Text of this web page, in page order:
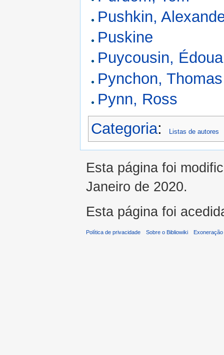
Pushkin,
Puskine
Puycousin,
Pynchon, Thomas
Pynn, Ross
Categoria: Listas de autores
Esta página foi
Janeiro de 2020.
Esta página foi
Política de privacidade Sobre o Bibliowiki